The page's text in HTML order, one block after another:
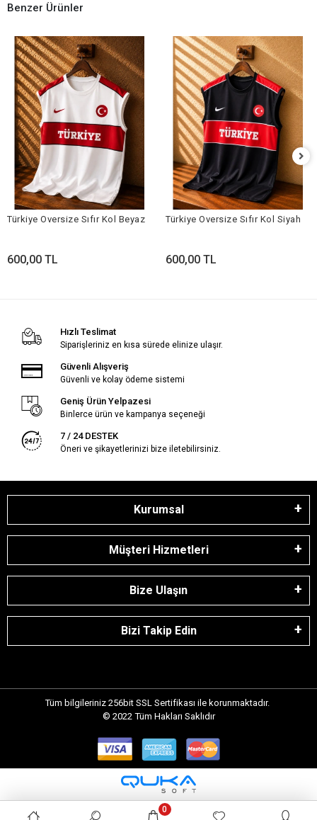
Benzer Ürünler
Türkiye Oversize Sıfır Kol Beyaz
600,00 TL
Türkiye Oversize Sıfır Kol Siyah
600,00 TL
Hızlı Teslimat
Siparişleriniz en kısa sürede elinize ulaşır.
Güvenli Alışveriş
Güvenli ve kolay ödeme sistemi
Geniş Ürün Yelpazesi
Binlerce ürün ve kampanya seçeneği
7 / 24 DESTEK
Öneri ve şikayetlerinizi bize iletebilirsiniz.
Kurumsal
Müşteri Hizmetleri
Bize Ulaşın
Bizi Takip Edin
Tüm bilgileriniz 256bit SSL Sertifikası ile korunmaktadır.
© 2022 Tüm Hakları Saklıdır
0